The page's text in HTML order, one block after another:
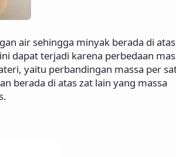
air sehingga minyak berada di
dapat terjadi karena perbedaan
yaitu perbandingan massa per
berada di atas zat lain yang massa